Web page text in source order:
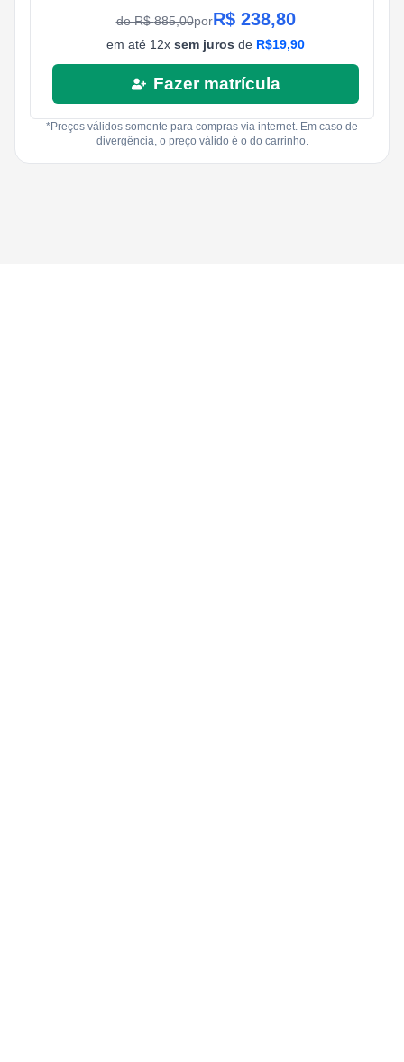
de R$885,00porR$ 238,80
em até 12x sem juros de R$19,90
Fazer matrícula
*Preços válidos somente para compras via internet. Em caso de
divergência, o preço válido é o do carrinho.